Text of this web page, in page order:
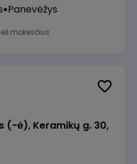
Panevėžys
mokesčius
(-ė), Keramikų g. 30,